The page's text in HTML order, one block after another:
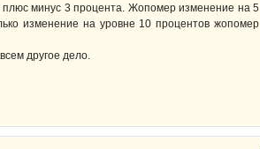
минус 3 процента. Жопомер изменение на 5
изменение на уровне 10 процентов жопомер
другое дело.